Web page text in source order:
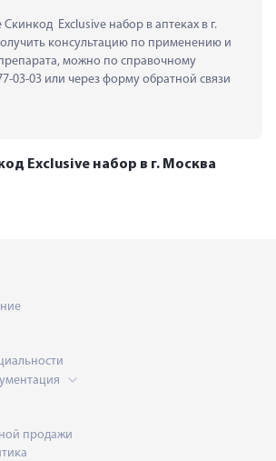
Exclusive набор в аптеках в г.
консультацию по применению и
можно по справочному
03-03 или через форму обратной связи
Exclusive набор в г. Москва
продажи